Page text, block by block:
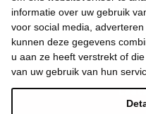
informatie over uw gebruik
voor social media,
kunnen deze gegevens
u aan ze heeft verstrekt of
van uw gebruik van hun
Over